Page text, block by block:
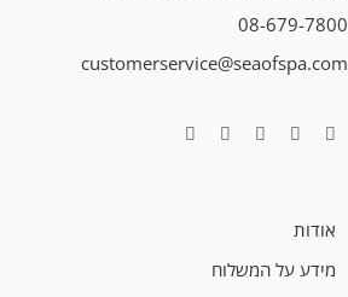
08-679-7800
customerservice@seaofspa.com
אודות
מידע על המשלוח